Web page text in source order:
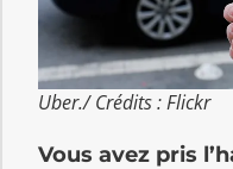
Uber./ Crédits : Flickr
Vous avez pris